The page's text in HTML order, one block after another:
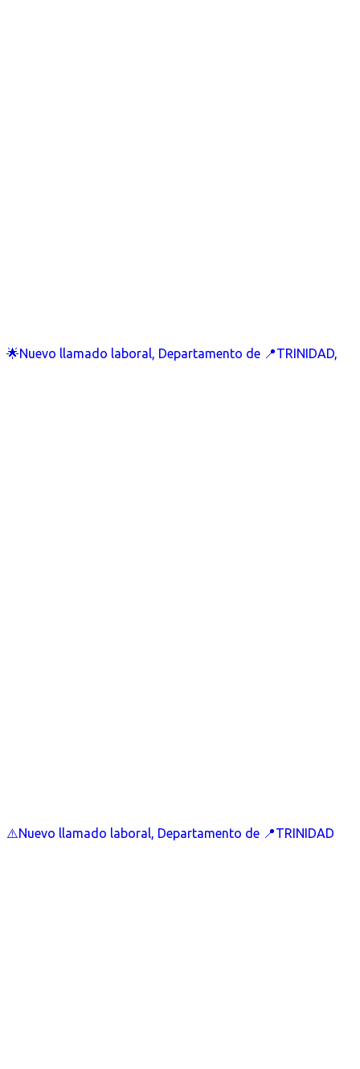
🌟Nuevo llamado laboral, Departamento de 📍TRINIDAD,
⚠️Nuevo llamado laboral, Departamento de 📍TRINIDAD